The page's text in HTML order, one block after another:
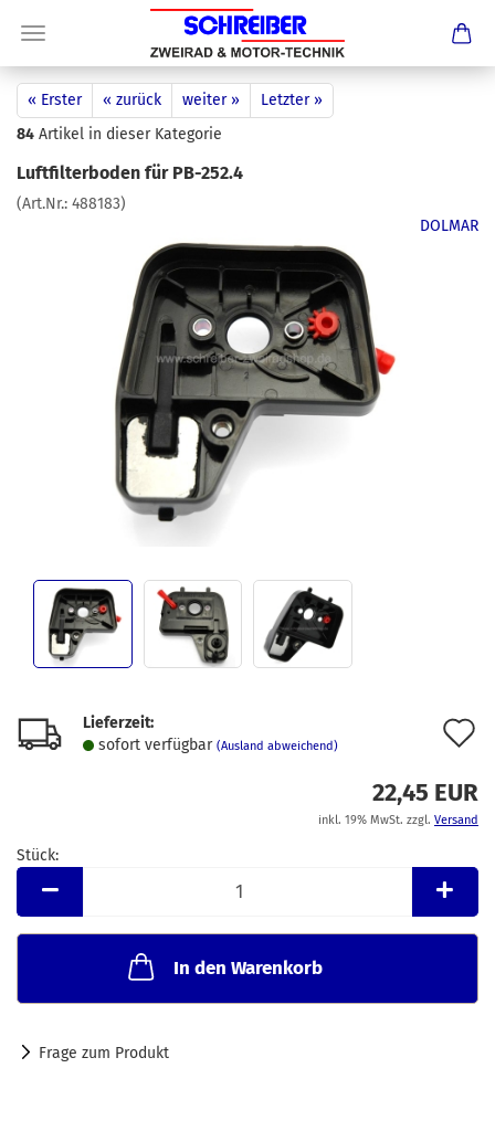
« Erster « zurück weiter »
Letzter »
84 Artikel in dieser Kategorie
Luftfilterboden für PB-252.4
(Art.Nr.: 488183)
DOLMAR
Lieferzeit:
sofort verfügbar (Ausland abweichend)
22,45 EUR
inkl. 19% MwSt. zzgl. Versand
Stück:
Stück
In den Warenkorb
Frage zum Produkt